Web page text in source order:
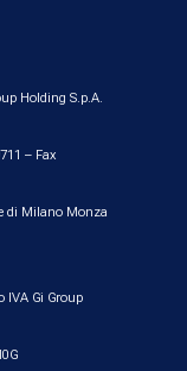
Holding S.p.A.
– Fax
di Milano Monza
IVA Gi Group